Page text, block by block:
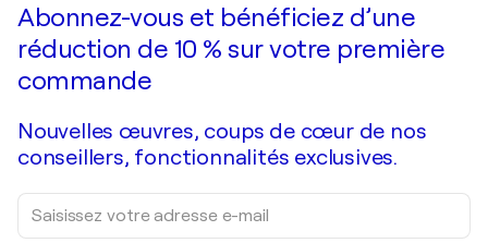
Abonnez-vous et bénéficiez d’une
réduction de 10 % sur votre première
commande
Nouvelles œuvres, coups de cœur de nos
conseillers, fonctionnalités exclusives.